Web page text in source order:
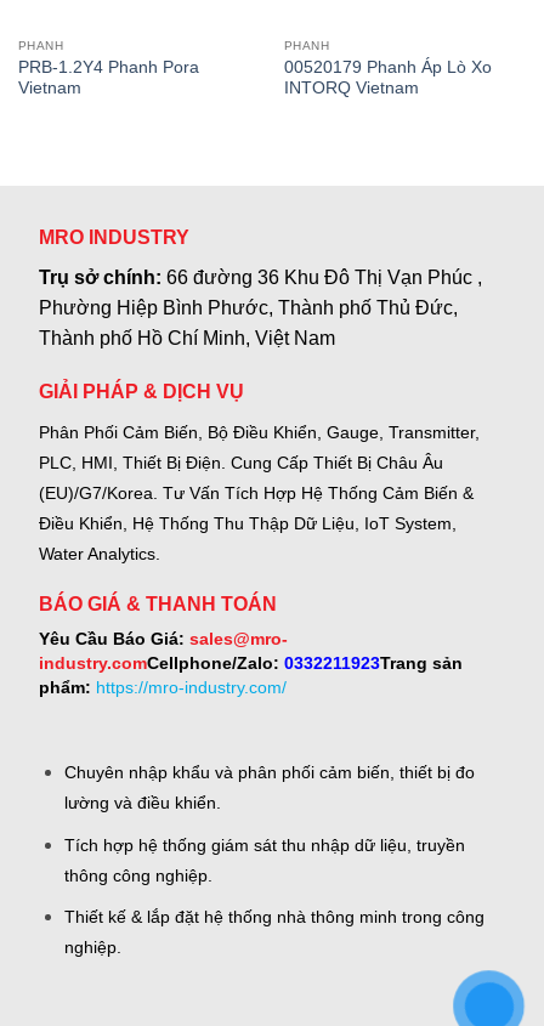
PHANH
PRB-1.2Y4 Phanh Pora
Vietnam
PHANH
00520179 Phanh Áp Lò Xo
INTORQ Vietnam
MRO INDUSTRY
Trụ sở chính:66 đường 36 Khu Đô Thị Vạn Phúc ,
Phường Hiệp Bình Phước, Thành phố Thủ Đức,
Thành phố Hồ Chí Minh, Việt Nam
GIẢI PHÁP & DỊCH VỤ
Phân Phối Cảm Biến, Bộ Điều Khiển, Gauge, Transmitter,
PLC, HMI, Thiết Bị Điện. Cung Cấp Thiết Bị Châu Âu
(EU)/G7/Korea. Tư Vấn Tích Hợp Hệ Thống Cảm Biến &
Điều Khiển, Hệ Thống Thu Thập Dữ Liệu, IoT System,
Water Analytics.
BÁO GIÁ & THANH TOÁN
Yêu Cầu Báo Giá: sales@mro-
industry.comCellphone/Zalo: 0332211923Trang sản
phẩm: https://mro-industry.com/
Chuyên nhập khẩu và phân phối cảm biến, thiết bị đo
lường và điều khiển.
Tích hợp hệ thống giám sát thu nhập dữ liệu, truyền
thông công nghiệp.
Thiết kế & lắp đặt hệ thống nhà thông minh trong công
nghiệp.